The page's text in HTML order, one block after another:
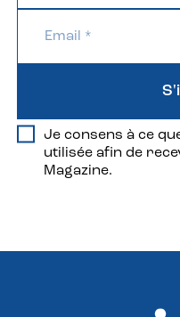
Je consens à ce
utilisée afin de
Magazine.